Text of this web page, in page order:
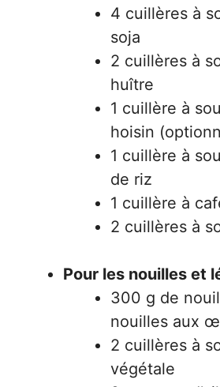
4 cuillères à
soja
2 cuillères à
huître
1 cuillère à
hoisin
1 cuillère à
de riz
1 cuillère à
2 cuillères à
Pour les nouilles et
300 g de
nouilles aux
2 cuillères à
végétale